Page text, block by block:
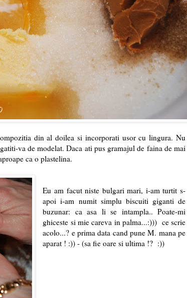
din al doilea si incorporati usor cu lingura. Nu
va de modelat. Daca ati pus gramajul de faina de mai
ca o plastelina.
Eu am facut niste bulgari mari, i-am turtit s-
apoi i-am numit simplu biscuiti giganti de
buzunar: ca asa li se intampla.. Poate-mi
ghiceste si mie careva in palma...:))) ce scrie
acolo...? e prima data cand pune M. mana pe
aparat ! :)) - (sa fie oare si ultima !? :))